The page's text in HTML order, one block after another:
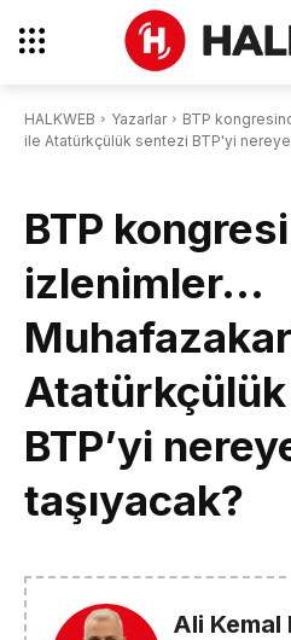
HALKWEB Yazarlar
BTP
ile Atatürkçülük sentezi BTP'yi nereye
BTP
izlenimler…
BTP’yi
taşıyacak?
Ali Kemal